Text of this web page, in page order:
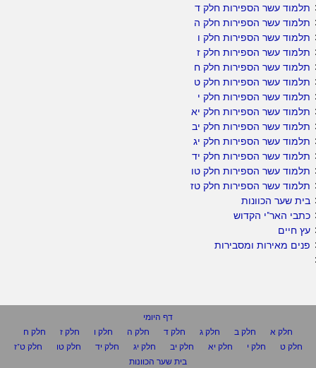
תלמוד עשר הספירות חלק ד
תלמוד עשר הספירות חלק ה
תלמוד עשר הספירות חלק ו
תלמוד עשר הספירות חלק ז
תלמוד עשר הספירות חלק ח
תלמוד עשר הספירות חלק ט
תלמוד עשר הספירות חלק י
תלמוד עשר הספירות חלק יא
תלמוד עשר הספירות חלק יב
תלמוד עשר הספירות חלק יג
תלמוד עשר הספירות חלק יד
תלמוד עשר הספירות חלק טו
תלמוד עשר הספירות חלק טז
בית שער הכוונות
כתבי האר"י הקדוש
עץ חיים
פנים מאירות ומסבירות
דף היומי
חלק א
חלק ב חלק ג חלק ד חלק ה חלק ו חלק ז
חלק ח
חלק ט
חלק י חלק יא חלק יב חלק יג חלק יד חלק טו
חלק ט"ז
בית שער הכוונות